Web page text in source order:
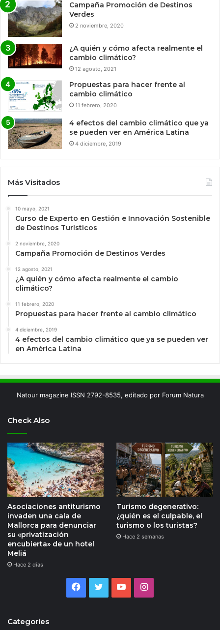
Campaña Promoción de Destinos
Verdes
2 noviembre, 2020
¿A quién y cómo afecta realmente el
cambio climático?
12 agosto, 2021
Propuestas para hacer frente al
cambio climático
11 febrero, 2020
4 efectos del cambio climático que ya
se pueden ver en América Latina
4 diciembre, 2019
Más Visitados
10 mayo, 2021
Curso de Experto en Gestión e Innovación Sostenible
de Destinos Turísticos
2 noviembre, 2020
Campaña Promoción de Destinos Verdes
12 agosto, 2021
¿A quién y cómo afecta realmente el cambio
climático?
11 febrero, 2020
Propuestas para hacer frente al cambio climático
4 diciembre, 2019
4 efectos del cambio climático que ya se pueden ver
en América Latina
Natour magazine ISSN 2792-8535, editado por Forum Natura
Check Also
Asociaciones antiturismo
invaden una cala de
Mallorca para denunciar
su «privatización
encubierta» de un hotel
Meliá
Hace 2 días
Turismo degenerativo:
¿quién es el culpable, el
turismo o los turistas?
Hace 2 semanas
Facebook
TwitterYouTubeInstagram
Categories